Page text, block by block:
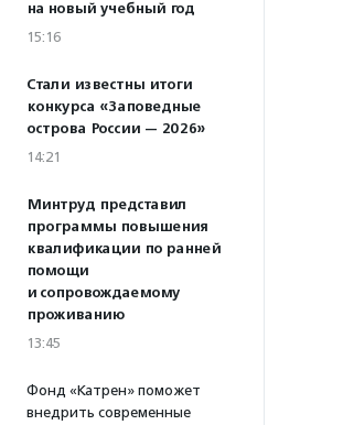
на новый учебный год
15:16
Стали известны итоги
конкурса «Заповедные
острова России — 2026»
14:21
Минтруд представил
программы повышения
квалификации по ранней
помощи
и сопровождаемому
проживанию
13:45
Фонд «Катрен» поможет
внедрить современные